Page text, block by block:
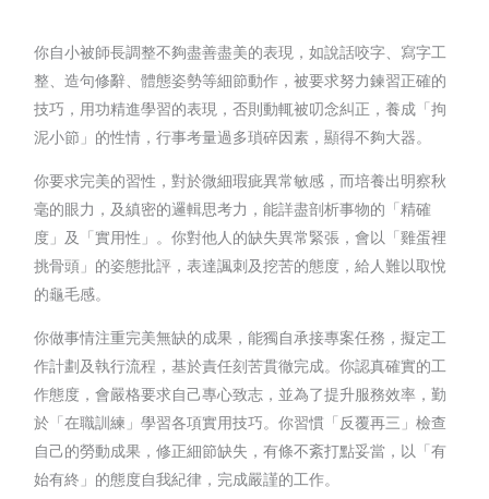
你自小被師長調整不夠盡善盡美的表現，如說話咬字、寫字工
整、造句修辭、體態姿勢等細節動作，被要求努力鍊習正確的
技巧，用功精進學習的表現，否則動輒被叨念糾正，養成「拘
泥小節」的性情，行事考量過多瑣碎因素，顯得不夠大器。
你要求完美的習性，對於微細瑕疵異常敏感，而培養出明察秋
毫的眼力，及縝密的邏輯思考力，能詳盡剖析事物的「精確
度」及「實用性」。你對他人的缺失異常緊張，會以「雞蛋裡
挑骨頭」的姿態批評，表達諷刺及挖苦的態度，給人難以取悅
的龜毛感。
你做事情注重完美無缺的成果，能獨自承接專案任務，擬定工
作計劃及執行流程，基於責任刻苦貫徹完成。你認真確實的工
作態度，會嚴格要求自己專心致志，並為了提升服務效率，勤
於「在職訓練」學習各項實用技巧。你習慣「反覆再三」檢查
自己的勞動成果，修正細節缺失，有條不紊打點妥當，以「有
始有終」的態度自我紀律，完成嚴謹的工作。